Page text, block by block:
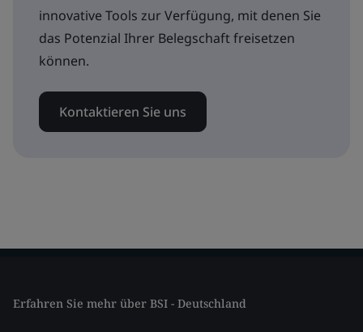
innovative Tools zur Verfügung, mit denen Sie
das Potenzial Ihrer Belegschaft freisetzen
können.
Kontaktieren Sie uns
Erfahren Sie mehr über BSI - Deutschland